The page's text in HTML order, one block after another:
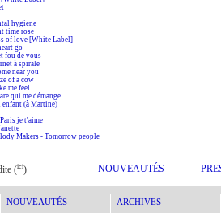
hygiene
time rose
of love [White Label]
go
fou de vous
à spirale
near you
of a cow
me feel
qui me démange
(à Martine)
je t'aime
Makers - Tomorrow people
(ici) NOUVEAUTÉS
NOUVEAUTÉS ARCHIVES